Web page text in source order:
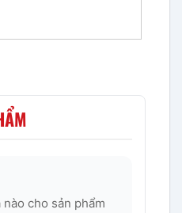
cho sản phẩm